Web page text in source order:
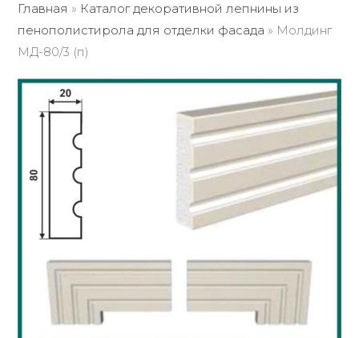
Главная » Каталог декоративной лепнины из
пенополистирола для отделки фасада » Молдинг
МД-80/3 (п)